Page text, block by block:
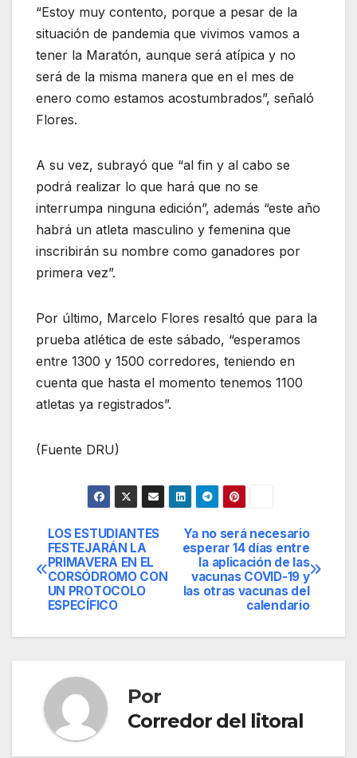
“Estoy muy contento, porque a pesar de la
situación de pandemia que vivimos vamos a
tener la Maratón, aunque será atípica y no
será de la misma manera que en el mes de
enero como estamos acostumbrados”, señaló
Flores.
A su vez, subrayó que “al fin y al cabo se
podrá realizar lo que hará que no se
interrumpa ninguna edición”, además “este año
habrá un atleta masculino y femenina que
inscribirán su nombre como ganadores por
primera vez”.
Por último, Marcelo Flores resaltó que para la
prueba atlética de este sábado, “esperamos
entre 1300 y 1500 corredores, teniendo en
cuenta que hasta el momento tenemos 1100
atletas ya registrados”.
(Fuente DRU)
Navegación
de
entradas
Ya no será necesario
esperar 14 días entre
la aplicación de las
vacunas COVID-19 y
las otras vacunas del
calendario
LOS ESTUDIANTES
FESTEJARÁN LA
PRIMAVERA EN EL
CORSÓDROMO CON
UN PROTOCOLO
ESPECÍFICO
Por
Corredor del litoral